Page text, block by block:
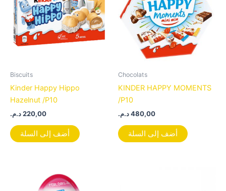
Biscuits
Kinder Happy Hippo
Hazelnut /P10
220,00د.م.
أضف إلى السلة
Chocolats
KINDER HAPPY MOMENTS
/P10
480,00د.م.
أضف إلى السلة